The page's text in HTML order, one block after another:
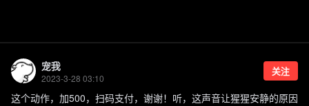
宠我
2023-3-28 03:10
关注
这个动作，加500，扫码支付，谢谢！听，这声音让猩猩安静的原因